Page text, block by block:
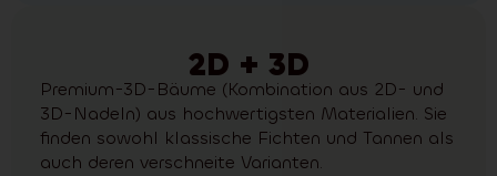
2D + 3D
Premium-3D-Bäume (Kombination aus 2D- und
3D-Nadeln) aus hochwertigsten Materialien. Sie
finden sowohl klassische Fichten und Tannen als
auch deren verschneite Varianten.